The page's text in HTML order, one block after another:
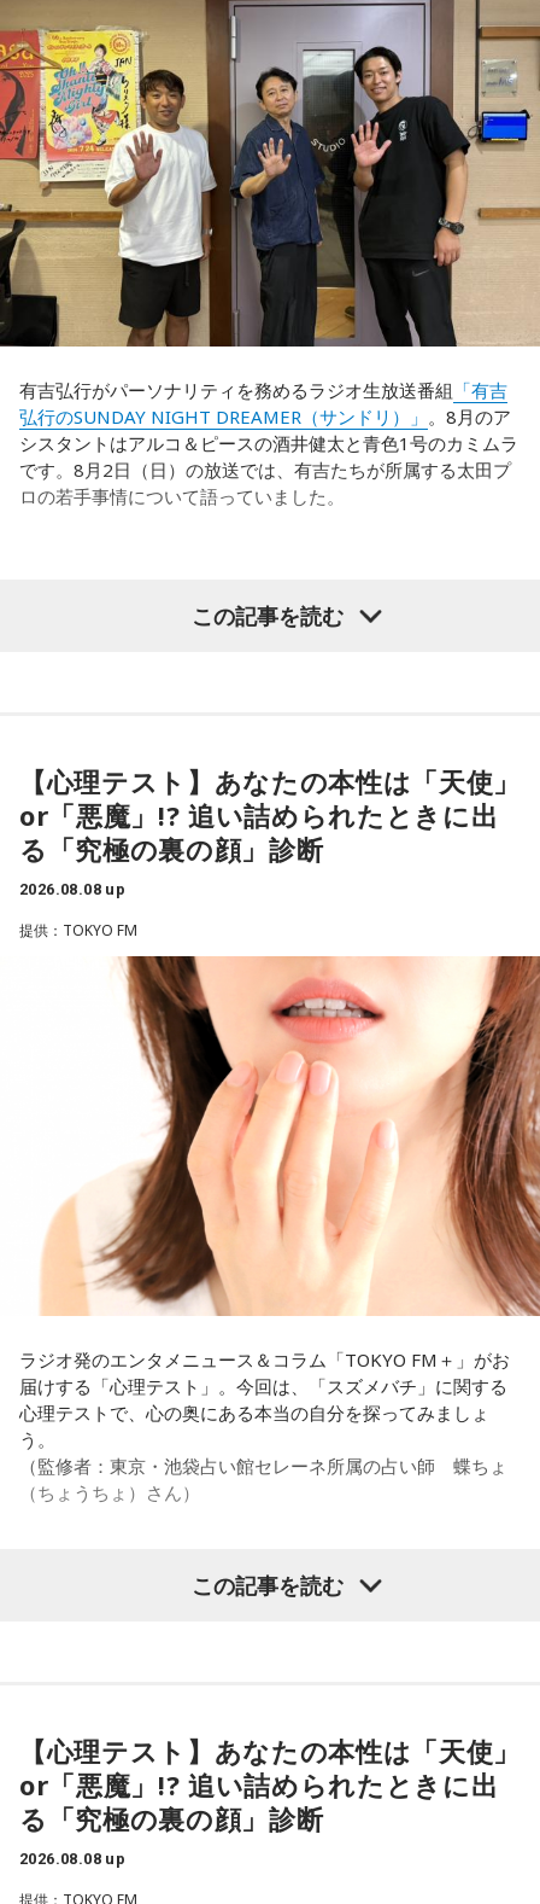
◆世界で戦うために必要な“個”の力
藤木：今回、日本代表はケガ人が続出しましたが、それでも
あの戦いができたというのは、選手層も相当厚くなったとい
うことでしょうか？
福田：そうですね。選手層は厚くなっているし、森保監督の
「誰が出ても同じような戦いができる準備をしてきた」とい
う言葉がその通りであることを、グループステージで証明で
きていたと思います。でも、そこから上に行くためには、や
っぱり“個の力”が必要だったかなと感じています。
世界で見ても、日本だけでなく主力の選手がケガする国は
なんです。そういう意味では、確かに選手層は厚くなったけ
れども、さらに“個”の力を高めながら、選手層をもっと厚くし
なきゃいけない。ベスト16・ベスト8に進む国と比べたとき
に、そこまでの選手層だったのかというと、まだまだ厚くし
ていかないとダメなのではないか、ということなんだと思い
いうのは今までなかったことですし、力がついているのは事
（左から）福田正博さん、藤木直人、高見侑里
番組名：SPORTS BEAT supported by TOYOTA
放送日時：毎週土曜 10:00～10:50
パーソナリティ：藤木直人、高見侑里
番組Webサイト： https://www.tfm.co.jp/beat/
@SPORTSBEAT_TFM
これに対して、カミムラは「ぐりんぴーすさんが言っている
のは、1～2年目の芸人の子たちだと思うんですけど……たぶ
ん、その子たちは本当に挨拶していないと思います」と苦笑
い。有吉が「なんでなの？」と尋ねると、カミムラは「こん
なことを言うのもあれですけど、（ぐりんぴーすさんが）ど
ういう先輩か分かっていないんだと思います」と正直に語り
ます。
それを受け、有吉は「でもさ、この世界に入ったら俺だって
（若手の頃は）誰か分からない人にも一応挨拶するじゃな
い？ 何があるか分からないからさ」と持論を語ります。その
意見にカミムラも納得しつつも、「ちゃんと挨拶をしない人
間は時代的に増えていますね」とリアルな実情を明かしま
また、有吉は「吉本（興業）は縦がちゃんとしているじゃ
ん。それは養成所でもそういう教えがあるんだろうし、先輩
からも受け継がれるからだと思うんだよね」と他事務所と比
較しつつ、「太田プロはゆるいから……酒井のせいで（笑）」
番組名：有吉弘行のSUNDAY NIGHT DREAMER
音声コンテンツプラットフォーム「JFN Pods」ではスペシャ
ル音声も配信中！
有吉弘行がパーソナリティを務めるラジオ生放送番組 「有吉
弘行のSUNDAY NIGHT DREAMER（サンドリ）」 。8月のア
シスタントはアルコ＆ピースの酒井健太と青色1号のカミムラ
です。8月2日（日）の放送では、有吉たちが所属する太田プ
ロの若手事情について語っていました。
とがあると切り出し、「賞レースで結果を残していないコン
ビ、（芸歴18年目の）ぐりんぴーすがよく愚痴をこぼしてい
るのは、最近の後輩は挨拶をしてくれないんだって（笑）」
と暴露します。
有吉自身は、今では後輩から挨拶されないことがまったくな
いため分からないと前置きしつつ、「ぐりんぴーすがそう言
っていたから……その辺はどう？ 風紀が乱れているかどうか」
と質問します。
これに対して、カミムラは「ぐりんぴーすさんが言っている
のは、1～2年目の芸人の子たちだと思うんですけど……たぶ
ん、その子たちは本当に挨拶していないと思います」と苦笑
い。有吉が「なんでなの？」と尋ねると、カミムラは「こん
なことを言うのもあれですけど、（ぐりんぴーすさんが）ど
ういう先輩か分かっていないんだと思います」と正直に語り
ます。
それを受け、有吉は「でもさ、この世界に入ったら俺だって
（若手の頃は）誰か分からない人にも一応挨拶するじゃな
い？ 何があるか分からないからさ」と持論を語ります。その
間は時代的に増えていますね」とリアルな実情を明かしま
す。
また、有吉は「吉本（興業）は縦がちゃんとしているじゃ
ん。それは養成所でもそういう教えがあるんだろうし、先輩
からも受け継がれるからだと思うんだよね」と他事務所と比
番組Webサイト： https://jfn-pods.com/program/27400
音声コンテンツプラットフォーム「JFN Pods」ではスペシャ
ル音声も配信中！
この記事を読む
【心理テスト】あなたの本性は「天使」
or「悪魔」!? 追い詰められたときに出
る「究極の裏の顔」診断
2026.08.08 up
提供：TOKYO FM
ラジオ発のエンタメニュース＆コラム「TOKYO FM＋」がお
届けする「心理テスト」。今回は、「スズメバチ」に関する
心理テストで、心の奥にある本当の自分を探ってみましょ
う。
（監修者：東京・池袋占い館セレーネ所属の占い師 蝶ちょ
（ちょうちょ）さん）
ました。
それは何でしたか？次の中から近いものを1つ選んでくださ
い。
1． 鳩のぬいぐるみ
2． パスポートなどの身分証
この記事を読む
【心理テスト】あなたの本性は「天使」
or「悪魔」!? 追い詰められたときに出
る「究極の裏の顔」診断
2026.08.08 up
提供：TOKYO FM